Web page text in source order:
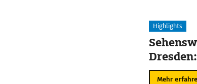
Highlights
Mehr